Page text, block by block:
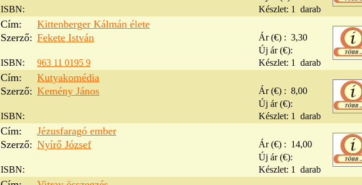
ISBN:
Készlet: 1 darab
Cím:
Kittenberger Kálmán élete
Szerző: Fekete István Ár (€) : 3,30
Új ár (€):
ISBN:
963 11 0195 9 Készlet: 1 darab
Cím:
Kutyakomédia
Szerző: Kemény János Ár (€) : 8,00
Új ár (€):
ISBN:
Készlet: 1 darab
Cím:
Jézusfaragó ember
Szerző: Nyírő József Ár (€) : 14,00
Új ár (€):
ISBN:
Készlet: 1 darab